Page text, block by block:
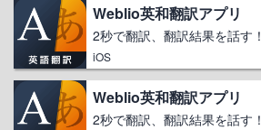
Weblio英和翻訳アプリ
2秒で翻訳、翻訳結果を話す！
iOS
Weblio英和翻訳アプリ
2秒で翻訳、翻訳結果を話す！